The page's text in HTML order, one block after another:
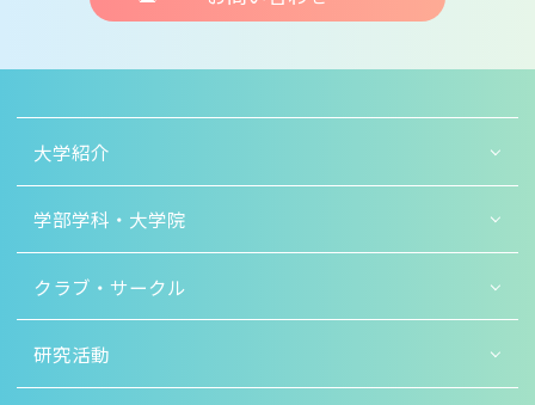
大学紹介
学部学科・大学院
クラブ・サークル
研究活動